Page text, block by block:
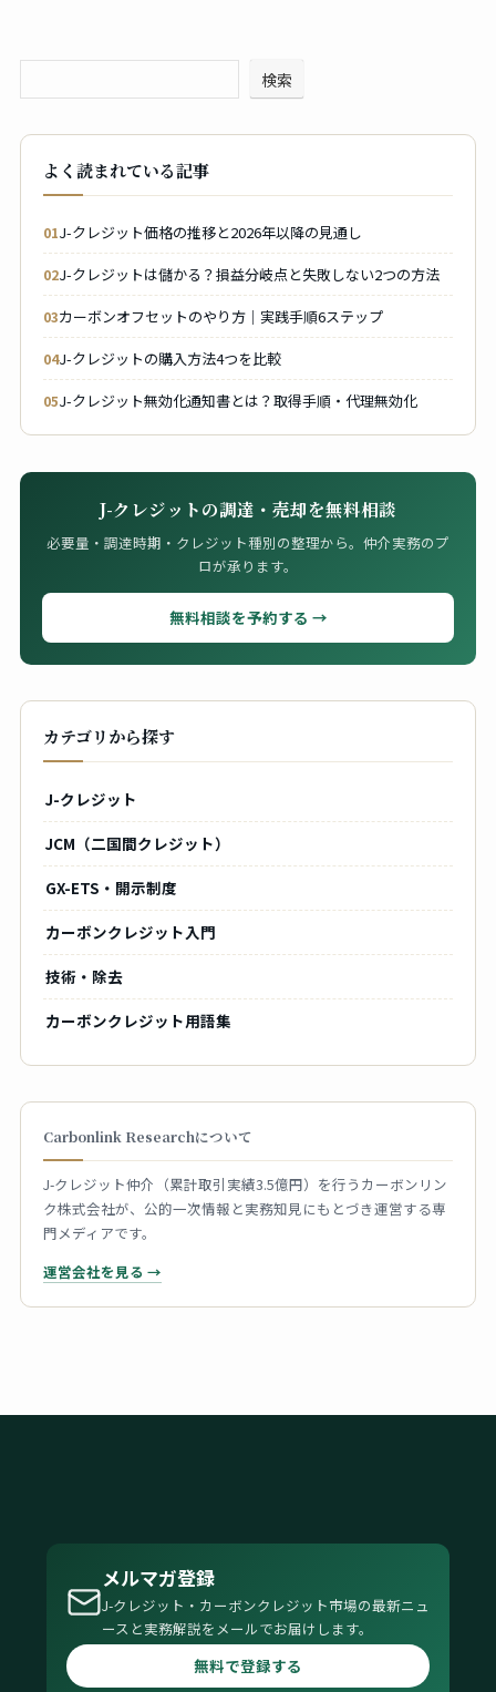
検索
よく読まれている記事
J-クレジット価格の推移と2026年以降の見通し
J-クレジットは儲かる？損益分岐点と失敗しない2つの方法
カーボンオフセットのやり方｜実践手順6ステップ
J-クレジットの購入方法4つを比較
J-クレジット無効化通知書とは？取得手順・代理無効化
J-クレジットの調達・売却を無料相談
必要量・調達時期・クレジット種別の整理から。仲介実務のプ
ロが承ります。
無料相談を予約する →
カテゴリから探す
J-クレジット
JCM（二国間クレジット）
GX-ETS・開示制度
カーボンクレジット入門
技術・除去
カーボンクレジット用語集
Carbonlink Researchについて
J-クレジット仲介（累計取引実績3.5億円）を行うカーボンリン
ク株式会社が、公的一次情報と実務知見にもとづき運営する専
門メディアです。
運営会社を見る →
メルマガ登録
J-クレジット・カーボンクレジット市場の最新ニュ
ースと実務解説をメールでお届けします。
無料で登録する